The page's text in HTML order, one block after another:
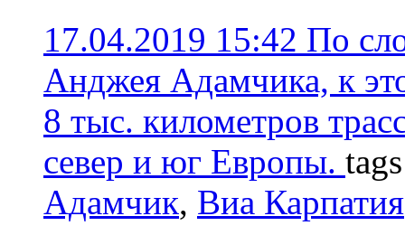
17.04.2019 15:42 По
Анджея Адамчика, к
8 тыс. километров
север и юг Европы.
Адамчик, Виа Карпатия